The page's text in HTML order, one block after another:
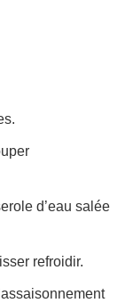
d’eau salée
refroidir.